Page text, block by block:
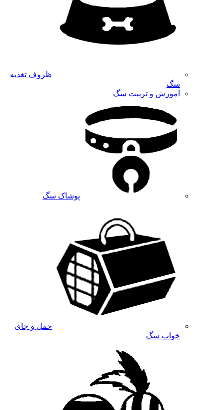
ظروف تغذیه
سگ
آموزش و تربیت سگ
پوشاک سگ
حمل و جای
خواب سگ